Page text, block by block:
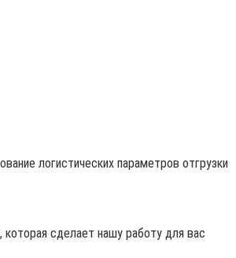
логистических параметров отгрузки
сделает нашу работу для вас